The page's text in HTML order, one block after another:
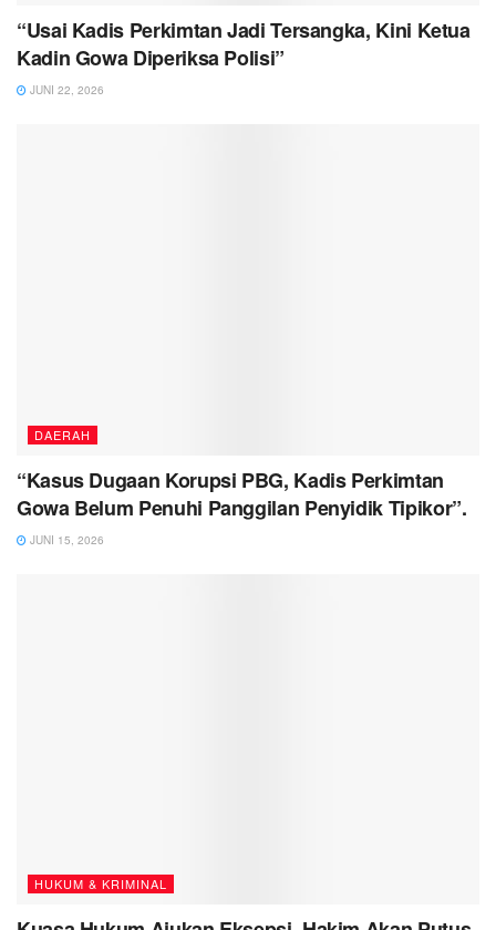
“Usai Kadis Perkimtan Jadi Tersangka, Kini Ketua
Kadin Gowa Diperiksa Polisi”
JUNI 22, 2026
DAERAH
“Kasus Dugaan Korupsi PBG, Kadis Perkimtan
Gowa Belum Penuhi Panggilan Penyidik Tipikor”.
JUNI 15, 2026
HUKUM & KRIMINAL